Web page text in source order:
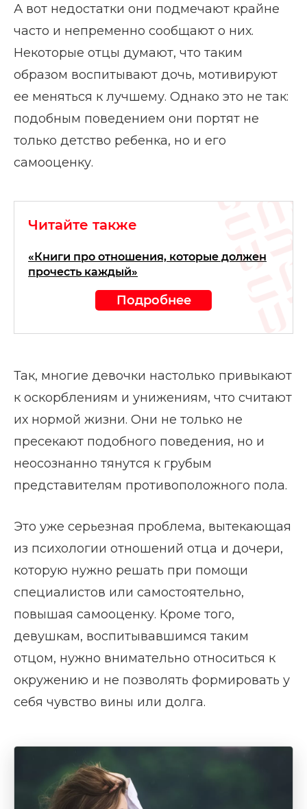
А вот недостатки они подмечают крайне
часто и непременно сообщают о них.
Некоторые отцы думают, что таким
образом воспитывают дочь, мотивируют
ее меняться к лучшему. Однако это не так:
подобным поведением они портят не
только детство ребенка, но и его
самооценку.
Читайте также
«Книги про отношения, которые должен
прочесть каждый»
Подробнее
Так, многие девочки настолько привыкают
к оскорблениям и унижениям, что считают
их нормой жизни. Они не только не
пресекают подобного поведения, но и
неосознанно тянутся к грубым
представителям противоположного пола.
Это уже серьезная проблема, вытекающая
из психологии отношений отца и дочери,
которую нужно решать при помощи
специалистов или самостоятельно,
повышая самооценку. Кроме того,
девушкам, воспитывавшимся таким
отцом, нужно внимательно относиться к
окружению и не позволять формировать у
себя чувство вины или долга.